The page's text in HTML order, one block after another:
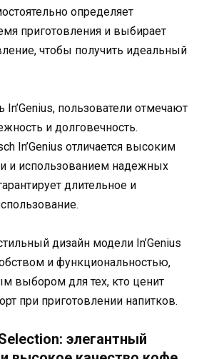
определяет
приготовления и выбирает
чтобы получить идеальный
пользователи отмечают
и долговечность.
In’Genius отличается высоким
и использованием надежных
длительное и
дизайн модели In’Genius
и функциональностью,
выбором для тех, кто ценит
при приготовлении напитков.
элегантный